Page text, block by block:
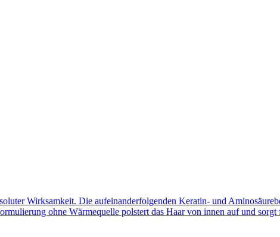
Wirksamkeit. Die aufeinanderfolgenden Keratin- und
ohne Wärmequelle polstert das Haar von innen auf und